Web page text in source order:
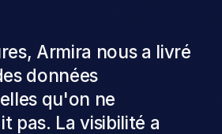
a révélé des
fichiers sensibles
tous. On a présenté le
le jour même